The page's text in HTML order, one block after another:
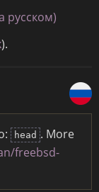
русском)
).
head . More
freebsd-